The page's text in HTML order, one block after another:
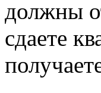
должны
сдаете